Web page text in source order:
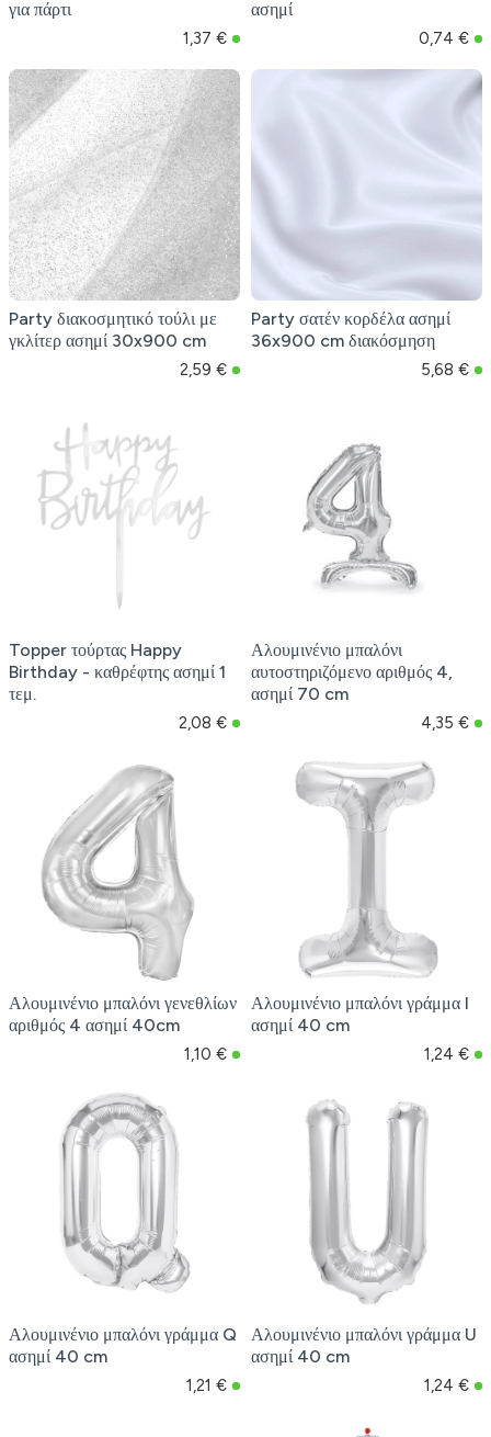
για πάρτι
1,37 €
ασημί
0,74 €
Party διακοσμητικό τούλι με
γκλίτερ ασημί 30x900 cm
2,59 €
Party σατέν κορδέλα ασημί
36x900 cm διακόσμηση
5,68 €
Topper τούρτας Happy
Birthday - καθρέφτης ασημί 1
τεμ.
2,08 €
Αλουμινένιο μπαλόνι
αυτοστηριζόμενο αριθμός 4,
ασημί 70 cm
4,35 €
Αλουμινένιο μπαλόνι γενεθλίων
αριθμός 4 ασημί 40cm
1,10 €
Αλουμινένιο μπαλόνι γράμμα I
ασημί 40 cm
1,24 €
Αλουμινένιο μπαλόνι γράμμα Q
ασημί 40 cm
1,21 €
Αλουμινένιο μπαλόνι γράμμα U
ασημί 40 cm
1,24 €